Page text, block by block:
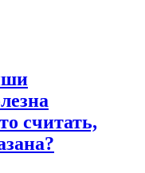
считать,